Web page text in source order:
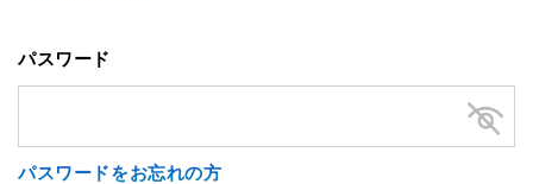
パスワード
パスワードをお忘れの方